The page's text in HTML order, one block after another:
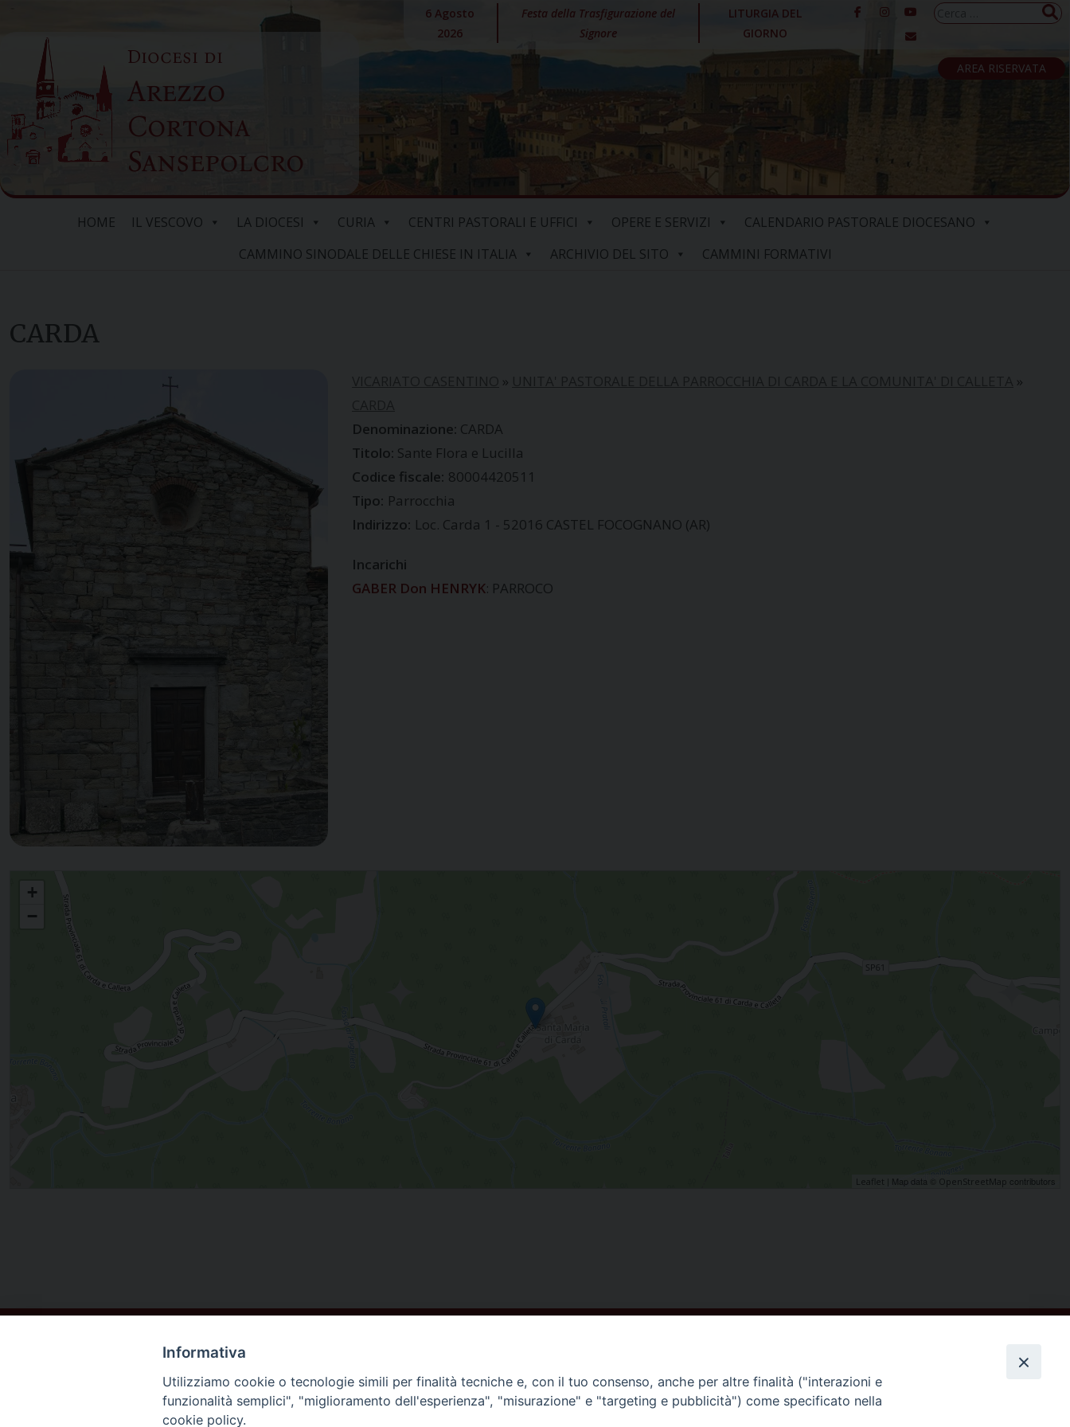
content
Diocesi di
Arezzo
Cortona
Sansepolcro
6 Agosto
2026
Festa della Trasfigurazione del
Signore
LITURGIA DEL
GIORNO
Ricerca
AREA RISERVATA
HOME IL VESCOVO LA DIOCESI CURIA CENTRI PASTORALI E UFFICI OPERE E SERVIZI
CALENDARIO PASTORALE DIOCESANO
CAMMINO SINODALE DELLE CHIESE IN ITALIA
ARCHIVIO DEL SITO CAMMINI FORMATIVI
CARDA
»
»
CARDA
Sante Flora e Lucilla
Codice fiscale: 80004420511
Tipo: Parrocchia
Indirizzo: Loc. Carda 1 - 52016 CASTEL FOCOGNANO (AR)
Incarichi
GABER Don HENRYK: PARROCO
+
−
Leaflet | Map data © OpenStreetMap contributors
DIOCESI DI
Informativa
Utilizziamo cookie o tecnologie simili per finalità tecniche e, con il tuo consenso, anche per altre finalità ("interazioni e
funzionalità semplici", "miglioramento dell'esperienza", "misurazione" e "targeting e pubblicità") come specificato nella
cookie policy.